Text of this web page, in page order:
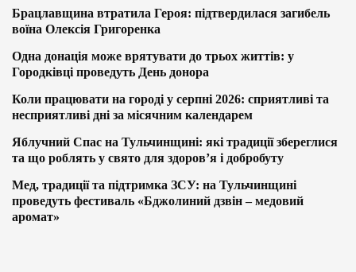
Брацлавщина втратила Героя: підтвердилася загибель
воїна Олексія Григоренка
Одна донація може врятувати до трьох життів: у
Городківці проведуть День донора
Коли працювати на городі у серпні 2026: сприятливі та
несприятливі дні за місячним календарем
Яблучний Спас на Тульчинщині: які традиції збереглися
та що роблять у свято для здоров’я і добробуту
Мед, традиції та підтримка ЗСУ: на Тульчинщині
проведуть фестиваль «Бджолиний дзвін – медовий
аромат»